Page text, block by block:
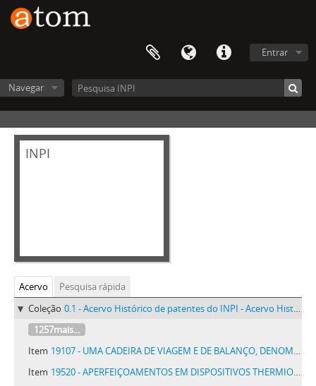
Entrar
Navegar
INPI
Acervo
Pesquisa rápida
Coleção 0.1 - Acervo Histórico de patentes do INPI - Acervo Histórico de patentes do INPI
1257mais...
Item 19107 - UMA CADEIRA DE VIAGEM E DE BALANÇO, DENOMINADA BORD
Item 19520 - APERFEIÇOAMENTOS EM DISPOSITIVOS THERMIONICOS